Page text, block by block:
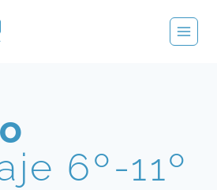
6º-11º